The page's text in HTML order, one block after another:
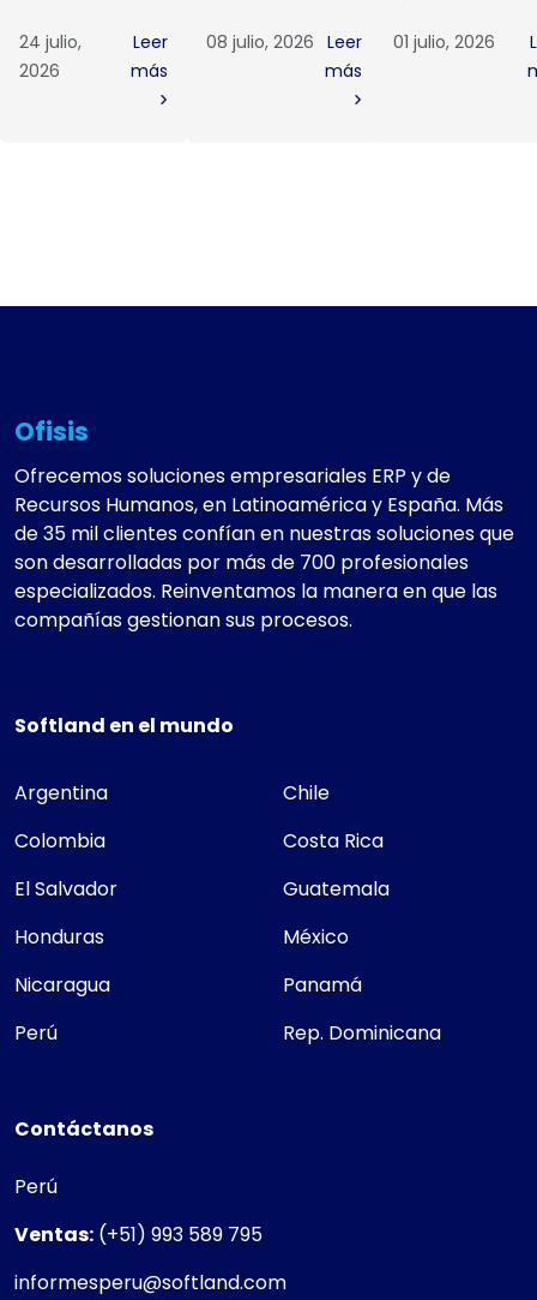
24 julio,
2026
Leer
más
08 julio, 2026 Leer
más
01 julio, 2026
Ofisis
Ofrecemos soluciones empresariales ERP y de
Recursos Humanos, en Latinoamérica y España. Más
de 35 mil clientes confían en nuestras soluciones que
son desarrolladas por más de 700 profesionales
especializados. Reinventamos la manera en que las
compañías gestionan sus procesos.
Softland en el mundo
Argentina
Chile
Colombia
Costa Rica
El Salvador
Guatemala
Honduras
México
Nicaragua
Panamá
Perú
Rep. Dominicana
Contáctanos
Perú
Ventas: (+51) 993 589 795
informesperu@softland.com